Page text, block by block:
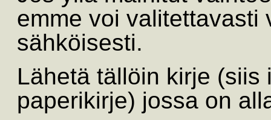
emme voi valitettavasti
sähköisesti.
Lähetä tällöin kirje
paperikirje) jossa on